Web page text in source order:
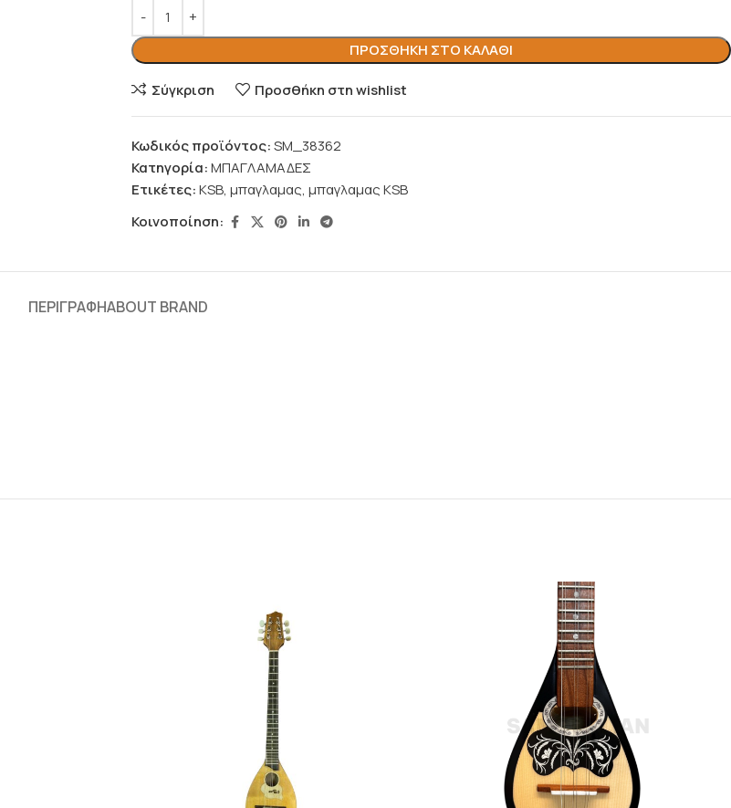
ΠΡΟΣΘΉΚΗ ΣΤΟ ΚΑΛΆΘΙ
Σύγκριση Προσθήκη στη wishlist
Κωδικός προϊόντος:SM_38362
Κατηγορία:ΜΠΑΓΛΑΜΑΔΕΣ
Ετικέτες:KSB, μπαγλαμας, μπαγλαμας KSB
Κοινοποίηση:
ΠΕΡΙΓΡΑΦΉABOUT BRAND